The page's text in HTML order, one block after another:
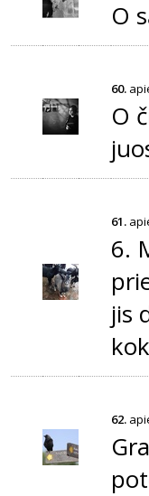
O
60.
O
61.
6.
jis
62.